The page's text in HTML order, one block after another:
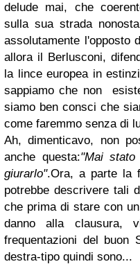
delude mai, che
sulla sua strada
assolutamente l'opposto
allora il Berlusconi,
la lince europea in
sappiamo che non
siamo ben consci che
come faremmo senza di
Ah, dimenticavo, non
anche questa:"Mai
giurarlo".Ora, a parte la
potrebbe descrivere tali
che prima di stare con
danno alla clausura,
frequentazioni del buon
destra-tipo quindi sono...